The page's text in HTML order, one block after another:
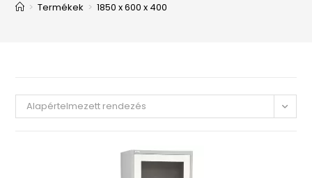
> Termékek > 1850 x 600 x 400
Alapértelmezett rendezés